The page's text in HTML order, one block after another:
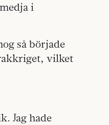
i
så började
vilket
Jag hade